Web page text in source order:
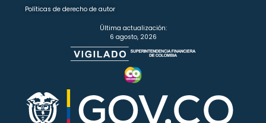
Políticas de derecho de autor
Última actualización:
6 agosto, 2026